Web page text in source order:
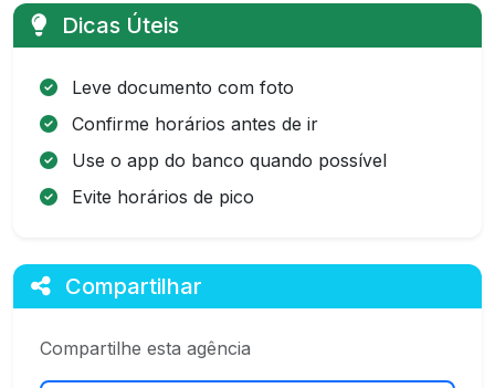
Dicas Úteis
Leve documento com foto
Confirme horários antes de ir
Use o app do banco quando possível
Evite horários de pico
Compartilhar
Compartilhe esta agência